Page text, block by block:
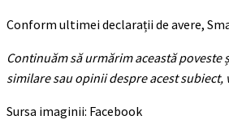
Conform ultimei declarații de avere,
Continuăm să urmărim această
similare sau opinii despre acest
Sursa imaginii: Facebook